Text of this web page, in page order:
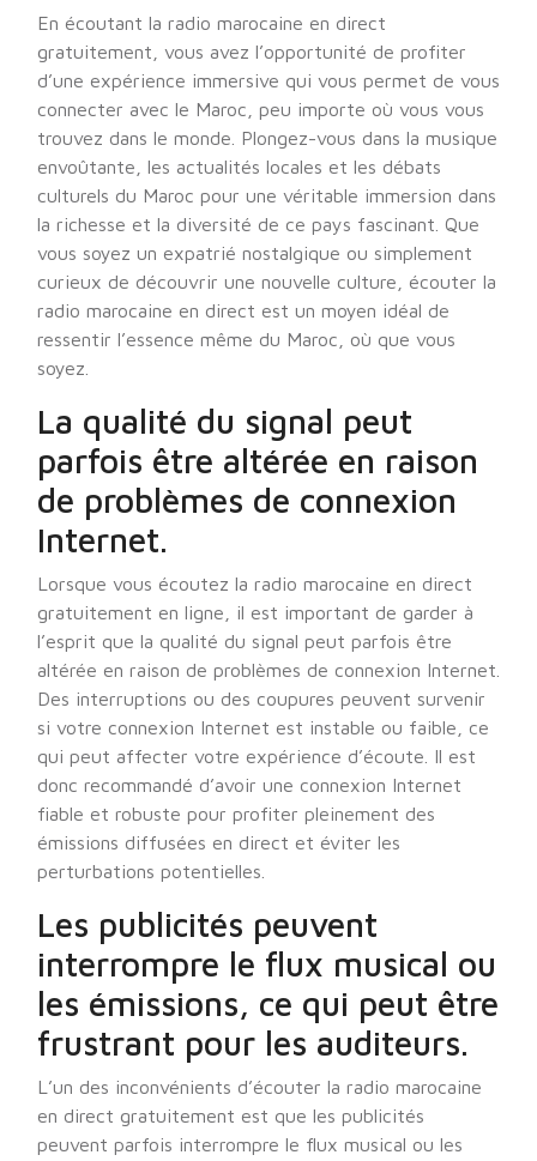
En écoutant la radio marocaine en direct
gratuitement, vous avez l’opportunité de profiter
d’une expérience immersive qui vous permet de vous
connecter avec le Maroc, peu importe où vous vous
trouvez dans le monde. Plongez-vous dans la musique
envoûtante, les actualités locales et les débats
culturels du Maroc pour une véritable immersion dans
la richesse et la diversité de ce pays fascinant. Que
vous soyez un expatrié nostalgique ou simplement
curieux de découvrir une nouvelle culture, écouter la
radio marocaine en direct est un moyen idéal de
ressentir l’essence même du Maroc, où que vous
soyez.
La qualité du signal peut
parfois être altérée en raison
de problèmes de connexion
Internet.
Lorsque vous écoutez la radio marocaine en direct
gratuitement en ligne, il est important de garder à
l’esprit que la qualité du signal peut parfois être
altérée en raison de problèmes de connexion Internet.
Des interruptions ou des coupures peuvent survenir
si votre connexion Internet est instable ou faible, ce
qui peut affecter votre expérience d’écoute. Il est
donc recommandé d’avoir une connexion Internet
fiable et robuste pour profiter pleinement des
émissions diffusées en direct et éviter les
perturbations potentielles.
Les publicités peuvent
interrompre le flux musical ou
les émissions, ce qui peut être
frustrant pour les auditeurs.
L’un des inconvénients d’écouter la radio marocaine
en direct gratuitement est que les publicités
peuvent parfois interrompre le flux musical ou les